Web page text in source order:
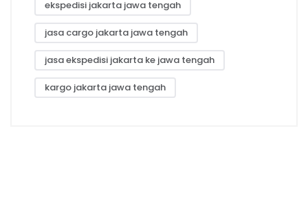
ekspedisi jakarta jawa tengah
jasa cargo jakarta jawa tengah
jasa ekspedisi jakarta ke jawa tengah
kargo jakarta jawa tengah